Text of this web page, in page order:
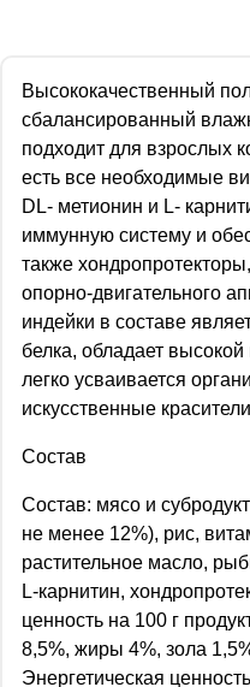
Высококачественный
сбалансированный
подходит для взрослых
есть все необходимые
DL- метионин и L-
иммунную систему и
также
опорно-двигательного
индейки в составе
белка, обладает
легко усваивается
искусственные
Состав
Состав: мясо и
не менее 12%), рис,
растительное масло,
L-карнитин,
ценность на 100 г
8,5%, жиры 4%, зола
Энергетическая